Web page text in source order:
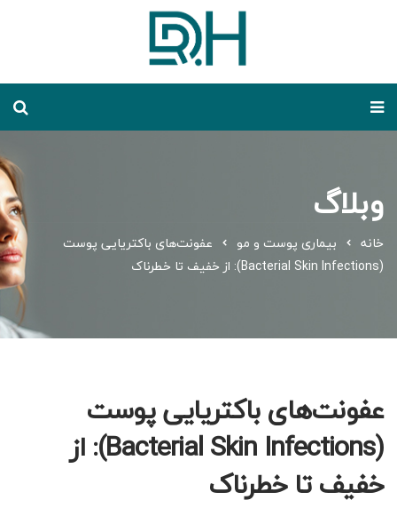
وبلاگ
خانه بیماری پوست و مو
عفونت‌های باکتریایی پوست
(Bacterial Skin Infections): از خفیف تا خطرناک
عفونت‌های باکتریایی پوست
(Bacterial Skin Infections): از
خفیف تا خطرناک